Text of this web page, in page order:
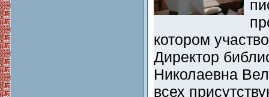
котором
Директор
Николаевна
всех